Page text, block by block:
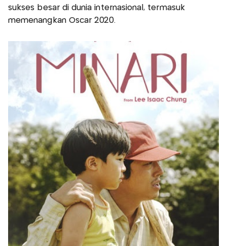
sukses besar di dunia internasional, termasuk
memenangkan Oscar 2020.